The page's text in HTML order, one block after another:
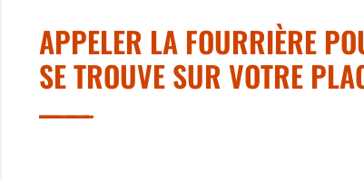
APPELER LA FOURRIÈRE
SE TROUVE SUR VOTRE